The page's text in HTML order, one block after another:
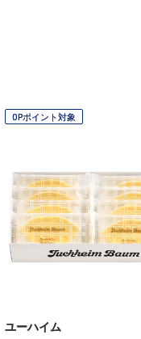
OPポイント対象
ユーハイム